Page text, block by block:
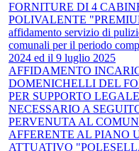
FORNITURE DI 4
POLIVALENTE
affidamento servizio di
comunali per il periodo
2024 ed il 9 luglio 2025
AFFIDAMENTO
DOMENICHELLI DEL
PER SUPPORTO
NECESSARIO A
PERVENUTA AL
AFFERENTE AL PIANO
ATTUATIVO